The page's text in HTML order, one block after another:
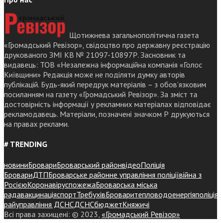
Щотижнева загальнополітична газета
«Громадський Ревізор», свідоцтво про державну реєстрацію
друкованого ЗМІ КВ № 21097-10897Р. Засновник та
видавець: ТОВ «Незалежна інформаційна компанія «Голос
Київщини» Редакція може не поділяти думку авторів
публікацій. Будь-який передрук матеріалів – з обов’язковим
посиланням на газету «Громадський Ревізор». За зміст та
достовірність інформації у рекламних матеріалах відповідає
рекламодавець. Матеріали, позначені значком Р друкуються
на правах реклами.
# TRENDING
новиниБровариБроварський районвідеоПоліція
БровариДТПБроварське районне управління поліціївійна з
РосієюКоронавіруспожежаБроварська міська
радавакцинаціяспортТребухівБроваритепловодоенергіяполіція
райуправління ДСНСДСНСбюджетКняжичі
Всі права захищені: © 2023, «Громадський Ревізор»